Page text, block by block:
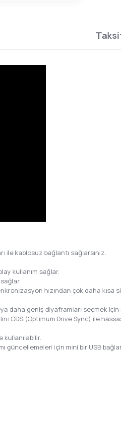
kablosuz bağlantı sağlarsınız.
kullanım sağlar.
hızından çok daha
daha geniş diyaframları seçmek
ODS (Optimum Drive Sync) ile
kullanılabilir.
güncellemeleri için mini bir USB